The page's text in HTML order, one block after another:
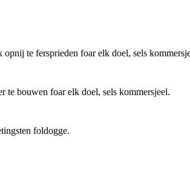
te fersprieden foar elk doel, sels
te bouwen foar elk doel, sels kommersjeel.
foldogge.